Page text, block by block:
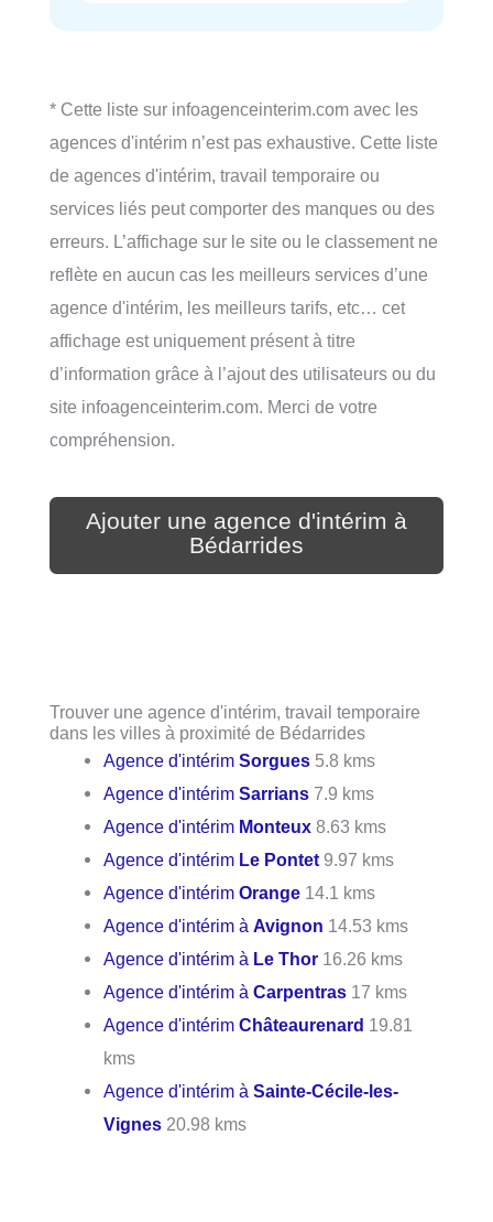
* Cette liste sur infoagenceinterim.com avec les
agences d'intérim n’est pas exhaustive. Cette liste
de agences d'intérim, travail temporaire ou
services liés peut comporter des manques ou des
erreurs. L’affichage sur le site ou le classement ne
reflète en aucun cas les meilleurs services d’une
agence d'intérim, les meilleurs tarifs, etc… cet
affichage est uniquement présent à titre
d’information grâce à l’ajout des utilisateurs ou du
site infoagenceinterim.com. Merci de votre
compréhension.
Ajouter une agence d'intérim à
Bédarrides
Trouver une agence d'intérim, travail temporaire
dans les villes à proximité de Bédarrides
Agence d'intérimSorgues 5.8 kms
Agence d'intérimSarrians 7.9 kms
Agence d'intérim Monteux 8.63 kms
Agence d'intérim Le Pontet 9.97 kms
Agence d'intérimOrange 14.1 kms
Agence d'intérim àAvignon 14.53 kms
Agence d'intérim à Le Thor 16.26 kms
Agence d'intérim àCarpentras 17 kms
Agence d'intérimChâteaurenard 19.81
kms
Agence d'intérim àSainte-Cécile-les-
Vignes 20.98 kms